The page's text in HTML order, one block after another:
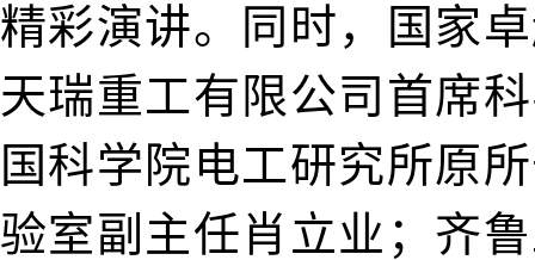
精彩演讲。同时，国家
天瑞重工有限公司首席
国科学院电工研究所原
验室副主任肖立业；齐